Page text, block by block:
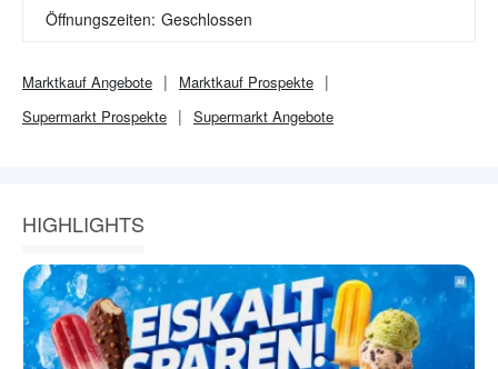
Öffnungszeiten: Geschlossen
Marktkauf Angebote Marktkauf Prospekte
Supermarkt Prospekte Supermarkt Angebote
HIGHLIGHTS